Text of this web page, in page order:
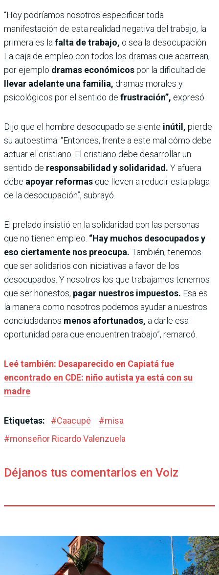
“Hoy podríamos nosotros especificar toda
manifestación de esta realidad negativa del trabajo, la
primera es lafalta de trabajo, o sea la desocupación.
La caja de empleo con todos los dramas que acarrean,
por ejemplo dramas económicospor la dificultad de
llevar adelante una familia, dramas morales y
psicológicos por el sentido de frustración”, expresó.
Dijo que el hombre desocupado se siente inútil, pierde
su autoestima. “Entonces, frente a este mal cómo debe
actuar el cristiano. El cristiano debe desarrollar un
sentido de responsabilidad y solidaridad. Y afuera
debe apoyar reformas que lleven a reducir esta plaga
de la desocupación”, subrayó.
El prelado insistió en la solidaridad con las personas
que no tienen empleo. “Hay muchos desocupados y
eso ciertamente nos preocupa. También, tenemos
que ser solidarios con iniciativas a favor de los
desocupados. Y nosotros los que trabajamos tenemos
que ser honestos, pagar nuestros impuestos. Esa es
la manera como nosotros podemos ayudar a nuestros
conciudadanos menos afortunados, a darle esa
oportunidad para que encuentren trabajo”, remarcó.
Leé también: Desaparecido en Capiatá fue
encontrado en CDE: niño autista ya está con su
madre
Etiquetas: #Caacupé #misa
#monseñor Ricardo Valenzuela
Déjanos tus comentarios en Voiz